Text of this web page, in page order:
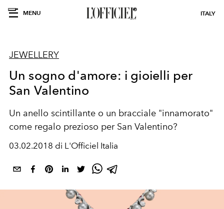
MENU ITALY
JEWELLERY
Un sogno d'amore: i gioielli per
San Valentino
Un anello scintillante o un bracciale "innamorato"
come regalo prezioso per San Valentino?
03.02.2018 di L'Officiel Italia